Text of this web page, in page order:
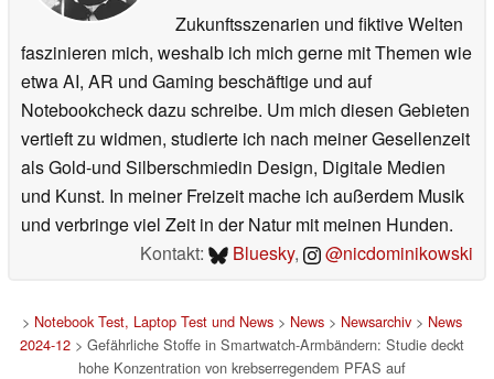
Zukunftsszenarien und fiktive Welten
faszinieren mich, weshalb ich mich gerne mit Themen wie
etwa AI, AR und Gaming beschäftige und auf
Notebookcheck dazu schreibe. Um mich diesen Gebieten
vertieft zu widmen, studierte ich nach meiner Gesellenzeit
als Gold-und Silberschmiedin Design, Digitale Medien
und Kunst. In meiner Freizeit mache ich außerdem Musik
und verbringe viel Zeit in der Natur mit meinen Hunden.
Kontakt:
Bluesky, @nicdominikowski
> Notebook Test, Laptop Test und News> News> Newsarchiv> News
2024-12> Gefährliche Stoffe in Smartwatch-Armbändern: Studie deckt
hohe Konzentration von krebserregendem PFAS auf